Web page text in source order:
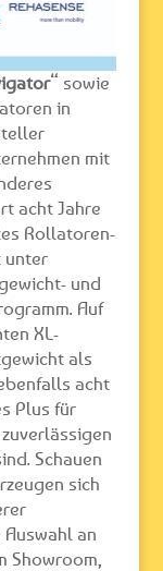
“ sowie
in
mit
acht Jahre
Rollatoren-
unter
und
Auf
XL-
als
acht
Plus für
Schauen
sich
an
Showroom,